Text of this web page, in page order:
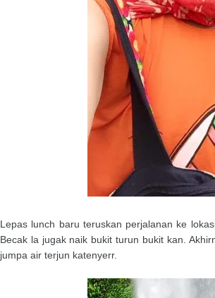
Lepas lunch baru teruskan perjalanan ke
Becak la jugak naik bukit turun bukit kan.
jumpa air terjun katenyerr.